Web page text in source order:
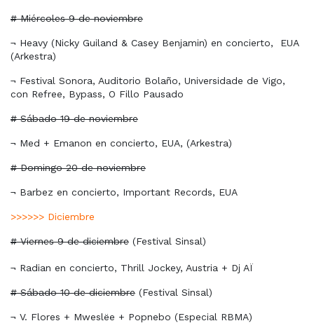
# Miércoles 9 de noviembre
¬ Heavy (Nicky Guiland & Casey Benjamin) en concierto,
EUA
(Arkestra)
¬ Festival Sonora, Auditorio Bolaño, Universidade de Vigo,
con Refree, Bypass, O Fillo Pausado
# Sábado 19 de noviembre
¬ Med + Emanon en concierto, EUA, (Arkestra)
# Domingo 20 de noviembre
¬ Barbez en concierto, Important Records, EUA
>>>>>> Diciembre
# Viernes 9 de diciembre (Festival Sinsal)
¬ Radian en concierto, Thrill Jockey, Austria + Dj AÏ
# Sábado 10 de diciembre (Festival Sinsal)
¬ V. Flores + Mweslëe + Popnebo (Especial RBMA)